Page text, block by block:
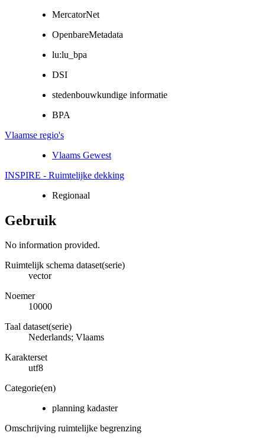
MercatorNet
OpenbareMetadata
lu:lu_bpa
DSI
stedenbouwkundige informatie
BPA
Vlaamse regio's
Vlaams Gewest
INSPIRE - Ruimtelijke dekking
Regionaal
Gebruik
No information provided.
Ruimtelijk schema dataset(serie)
vector
Noemer
10000
Taal dataset(serie)
Nederlands; Vlaams
Karakterset
utf8
Categorie(en)
planning kadaster
Omschrijving ruimtelijke begrenzing